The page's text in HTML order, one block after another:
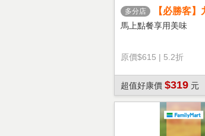
多分店
【必勝客
心餅皮】享
馬上點餐享用美味
原價$615 | 5.2折
超值好康價 $319 元